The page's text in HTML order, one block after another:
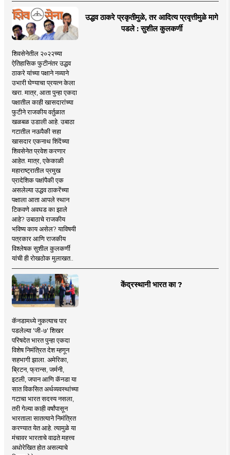
उद्धव ठाकरे प्रकृतीमुळे, तर आदित्य प्रवृत्तीमुळे मागे
पडले : सुशील कुलकर्णी
शिवसेनेतील २०२२च्या
ऐतिहासिक फुटीनंतर उद्धव
ठाकरे यांच्या पक्षाने नव्याने
उभारी घेण्याचा प्रयत्न केला
खरा. मात्र, आता पुन्हा एकदा
पक्षातील काही खासदारांच्या
फुटीने राजकीय वर्तुळात
खळबळ उडाली आहे. उबाठा
गटातील नऊपैकी सहा
खासदार एकनाथ शिंदेंच्या
शिवसेनेत प्रवेश करणार
आहेत. मात्र, एकेकाळी
महाराष्ट्रातील प्रमुख
प्रादेशिक पक्षांपैकी एक
असलेल्या उद्धव ठाकरेंच्या
पक्षाला आता आपले स्थान
टिकवणे अवघड का झाले
आहे? उबाठाचे राजकीय
भविष्य काय असेल? याविषयी
पत्रकार आणि राजकीय
विश्लेषक सुशील कुलकर्णी
यांची ही रोखठोक मुलाखत..
केंद्रस्थानी भारत का ?
कॅनडामध्ये नुकत्याच पार
पडलेल्या 'जी-७' शिखर
परिषदेत भारत पुन्हा एकदा
विशेष निमंत्रित देश म्हणून
सहभागी झाला. अमेरिका,
ब्रिटन, फ्रान्स, जर्मनी,
इटली, जपान आणि कॅनडा या
सात विकसित अर्थव्यवस्थांच्या
गटाचा भारत सदस्य नसला,
तरी गेल्या काही वर्षांपासून
भारताला सातत्याने निमंत्रित
करण्यात येत आहे. त्यामुळे या
मंचावर भारताचे वाढते महत्त्व
अधोरेखित होत असल्याचे